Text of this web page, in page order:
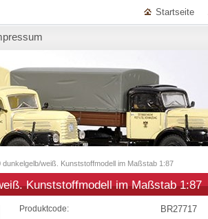
Startseite
dunkelgelb/weiß. Kunststoffmodell im Maßstab 1:87
Kunststoffmodell im Maßstab 1:87
Produktcode: BR27717